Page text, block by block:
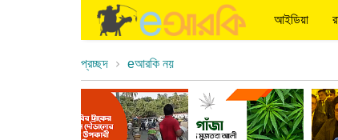
আইডিয়া
প্রচ্ছদ eআরকি নয়